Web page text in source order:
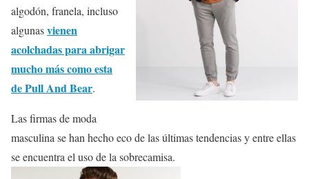
algodón, franela, incluso
algunasvienen
acolchadas para abrigar
mucho más como esta
de Pull And Bear.
Las firmas de moda
masculina se han hecho eco de las últimas tendencias y entre ellas
se encuentra el uso de la sobrecamisa.